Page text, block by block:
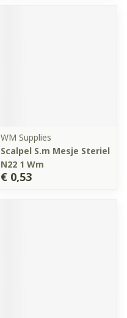
WM Supplies
Scalpel S.m Mesje Steriel
N22 1 Wm
€ 0,53